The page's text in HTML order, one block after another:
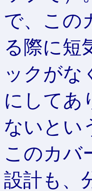
で、この
る際に短
ックがな
にしてあ
ないとい
このカバ
設計も、